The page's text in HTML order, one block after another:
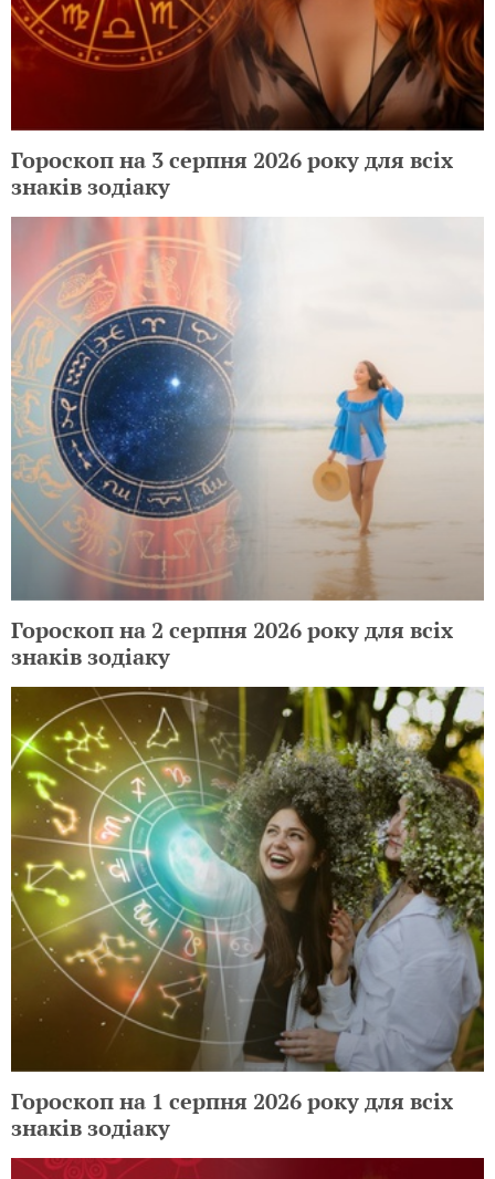
Гороскоп на 3 серпня 2026 року для всіх
знаків зодіаку
Гороскоп на 2 серпня 2026 року для всіх
знаків зодіаку
Гороскоп на 1 серпня 2026 року для всіх
знаків зодіаку